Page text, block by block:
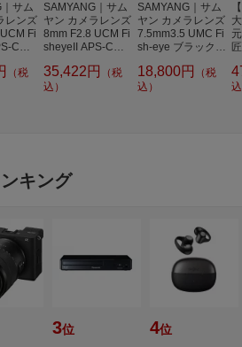
サム
レンズ
Fi
C用
][8M
ーEB
（税
SAMYANG｜サム
ヤン カメラレンズ
8mm F2.8 UCM Fi
sheyeII APS-C用
M X /単焦点レン
ズ][8MMF28_2フ
35,422円
（税
込）
SAMYANG｜サム
ヤン カメラレンズ
7.5mm3.5 UMC Fi
sh-eye ブラック
ーズ /単焦点レン
ズ][7.5MM3.5FISH
18,800円
（税
込）
キング
3位 4位